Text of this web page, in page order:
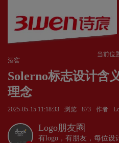
当前位
酒窖
Solerno标志设计含
理念
2025-05-15 11:18:33 浏览 873 作者
Logo朋友圈
有logo，有朋友，每位设